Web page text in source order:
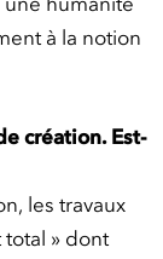
à la notion
création. Est-
les travaux
total » dont